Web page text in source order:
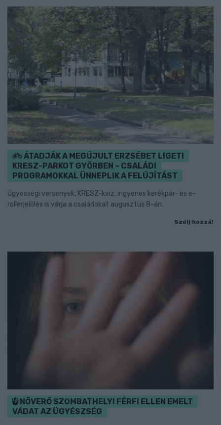
ÁTADJÁK A MEGÚJULT ERZSÉBET LIGETI
KRESZ-PARKOT GYŐRBEN – CSALÁDI
PROGRAMOKKAL ÜNNEPLIK A FELÚJÍTÁST
Ügyességi versenyek, KRESZ-kvíz, ingyenes kerékpár- és e-
rollerjelölés is várja a családokat augusztus 8-án.
Szólj hozzá!
NŐVERŐ SZOMBATHELYI FÉRFI ELLEN EMELT
VÁDAT AZ ÜGYÉSZSÉG